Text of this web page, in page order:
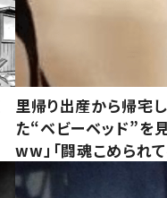
里帰り出産から帰宅
た“ベビーベッド”を
ww」「闘魂こめられ